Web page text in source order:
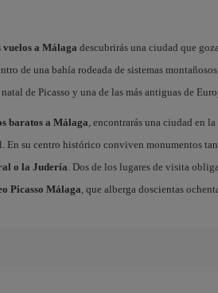
vuelos a Málaga descubrirás una ciudad que
de una bahía rodeada de sistemas
de Picasso y una de las más antiguas de
baratos a Málaga, encontrarás una ciudad en
En su centro histórico conviven monumentos
o la Judería. Dos de los lugares de visita
Picasso Málaga, que alberga doscientas